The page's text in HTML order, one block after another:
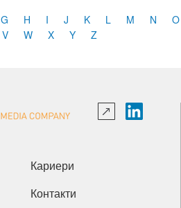
G H I J K L M N
O
V W X Y Z
Кариери
Контакти